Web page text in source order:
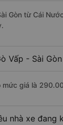
Gòn từ Cái
Vấp - Sài
mức giá là
nhà xe